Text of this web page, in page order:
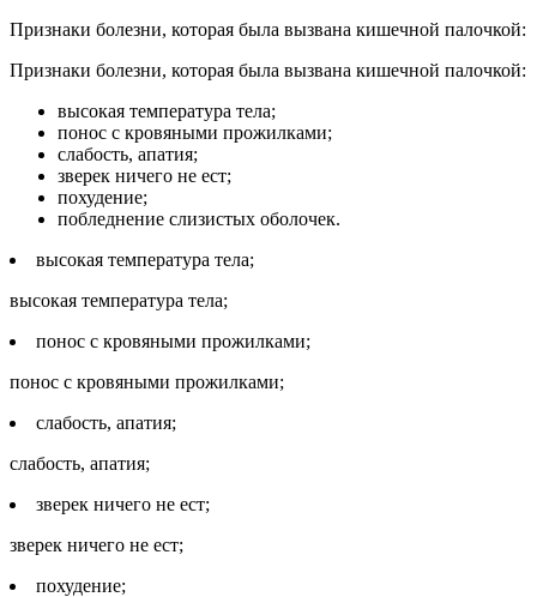
Признаки болезни, которая была вызвана кишечной палочкой:
Признаки болезни, которая была вызвана кишечной палочкой:
высокая температура тела;
понос с кровяными прожилками;
слабость, апатия;
зверек ничего не ест;
похудение;
побледнение слизистых оболочек.
высокая температура тела;
высокая температура тела;
понос с кровяными прожилками;
понос с кровяными прожилками;
слабость, апатия;
слабость, апатия;
зверек ничего не ест;
зверек ничего не ест;
похудение;